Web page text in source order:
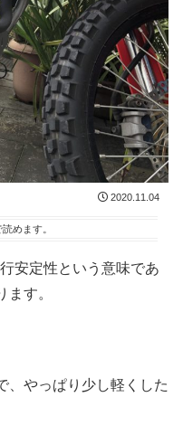
2020.11.04
読めます。
安定性という意味であ
す。
、やっぱり少し軽くした